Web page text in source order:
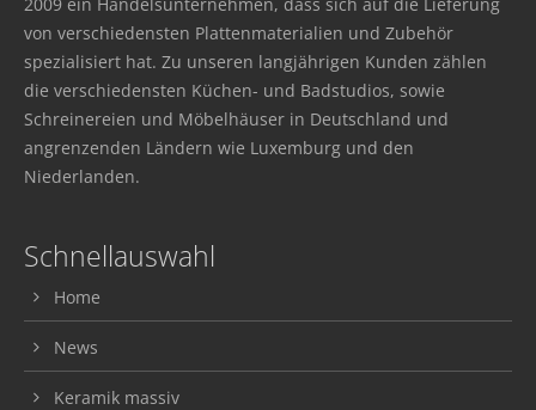
von verschiedensten Plattenmaterialien und Zubehör
spezialisiert hat. Zu unseren langjährigen Kunden zählen
die verschiedensten Küchen- und Badstudios, sowie
Schreinereien und Möbelhäuser in Deutschland und
angrenzenden Ländern wie Luxemburg und den
Niederlanden.
Schnellauswahl
Home
News
Keramik massiv